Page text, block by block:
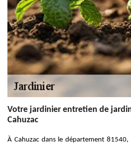
Votre jardinier entretien de
Cahuzac
À Cahuzac dans le département